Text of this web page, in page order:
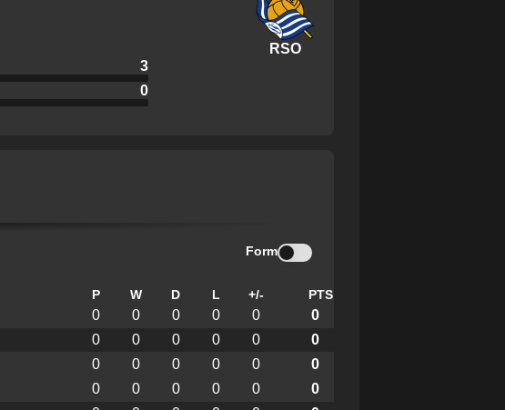
RSO
3
0
Form
P W D L +/- PTS
0 0 0 0 0 0
0 0 0 0 0 0
0 0 0 0 0 0
0 0 0 0 0 0